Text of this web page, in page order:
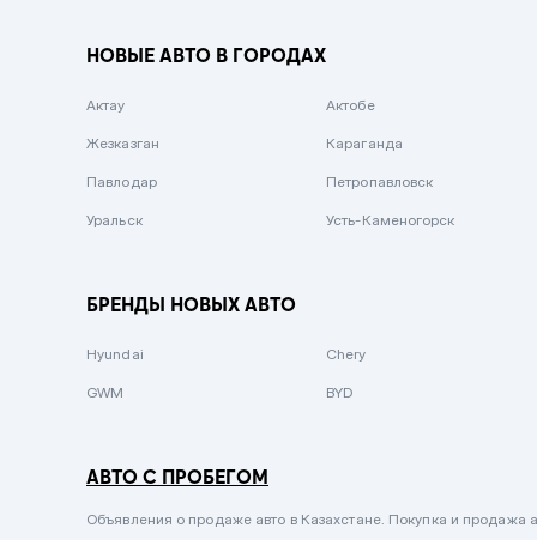
Серебристый металлик
Бело-Дымчатый
Светло-зелёный металлик
Зеленый металлик
НОВЫЕ АВТО В ГОРОДАХ
Актау Актобе
Жезказган Караганда
Павлодар Петропавловск
Уральск Усть-Каменогорск
БРЕНДЫ НОВЫХ АВТО
Hyundai Chery
GWM BYD
АВТО С ПРОБЕГОМ
Объявления о продаже авто в Казахстане. Покупка и продажа